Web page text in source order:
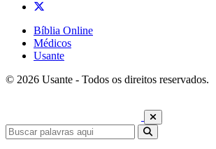
Bíblia Online
Médicos
Usante
© 2026 Usante - Todos os direitos reservados.